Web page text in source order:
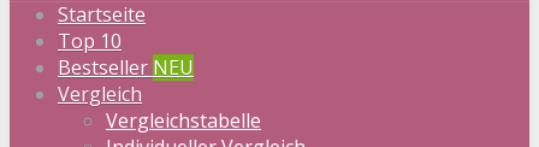
Startseite
Top 10
Bestseller NEU
Vergleich
Vergleichstabelle